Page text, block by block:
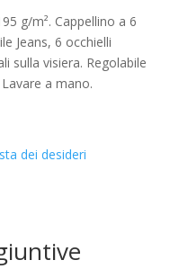
g/m². Cappellino a 6
Jeans, 6 occhielli
sulla visiera. Regolabile
a mano.
dei desideri